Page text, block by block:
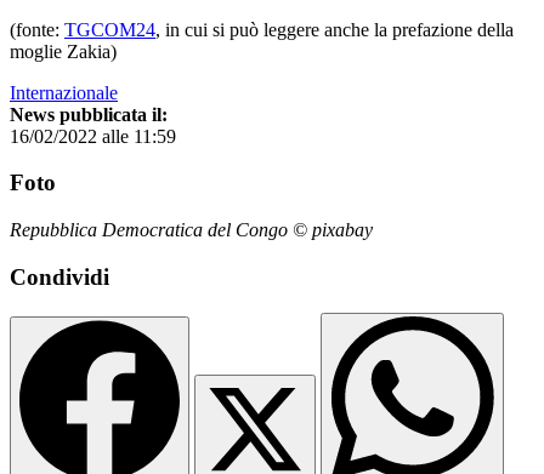
(fonte: TGCOM24, in cui si può leggere anche la prefazione della
moglie Zakia)
Internazionale
News pubblicata il:
16/02/2022 alle 11:59
Foto
Repubblica Democratica del Congo © pixabay
Condividi